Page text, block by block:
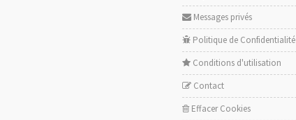
Messages privés
Politique de Confidentialité
Conditions d'utilisation
Contact
Effacer Cookies